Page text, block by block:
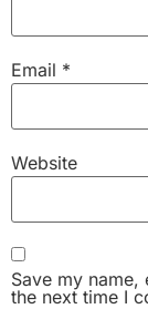
Email *
Website
Save my
the next time I